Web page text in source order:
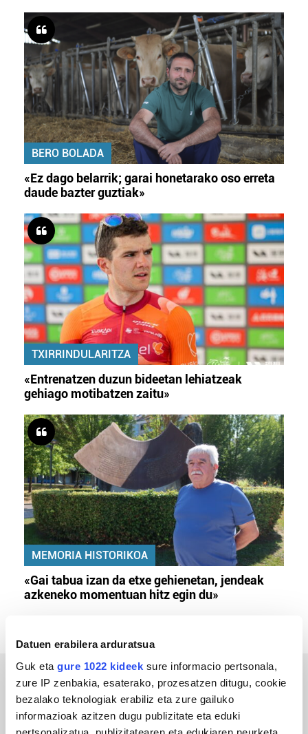
Datuen erabilera arduratsua
Guk eta gure 1022 kideek sure informacio pertsonala,
zure IP zenbakia, esaterako, prozesatzen ditugu, cookie
bezalako teknologiak erabiliz eta zure gailuko
informazioak azitzen dugu publizitate eta eduki
BERO BOLADA
«Ez dago belarrik; garai honetarako oso erreta
daude bazter guztiak»
TXIRRINDULARITZA
«Entrenatzen duzun bideetan lehiatzeak
gehiago motibatzen zaitu»
MEMORIA HISTORIKOA
«Gai tabua izan da etxe gehienetan, jendeak
azkeneko momentuan hitz egin du»
ERREPORTAJEAK